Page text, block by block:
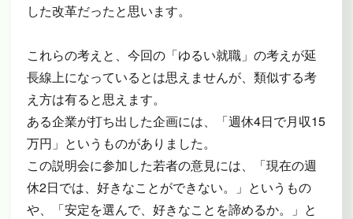
した改革だったと思います。
これらの考えと、今回の「ゆるい就職」の考えが延
長線上になっているとは思えませんが、類似する考
え方は有ると思えます。
ある企業が打ち出した企画には、「週休4日で月収15
万円」というものがありました。
この説明会に参加した若者の意見には、「現在の週
休2日では、好きなことができない。」というもの
や、「安定を選んで、好きなことを諦めるか。」と